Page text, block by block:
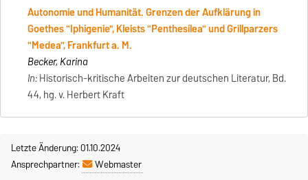
Autonomie und Humanität. Grenzen der Aufklärung in
Goethes "Iphigenie", Kleists "Penthesilea" und Grillparzers
"Medea", Frankfurt a. M.
Becker, Karina
In:Historisch-kritische Arbeiten zur deutschen Literatur, Bd.
44, hg. v. Herbert Kraft
Letzte Änderung: 01.10.2024
Ansprechpartner:
Webmaster